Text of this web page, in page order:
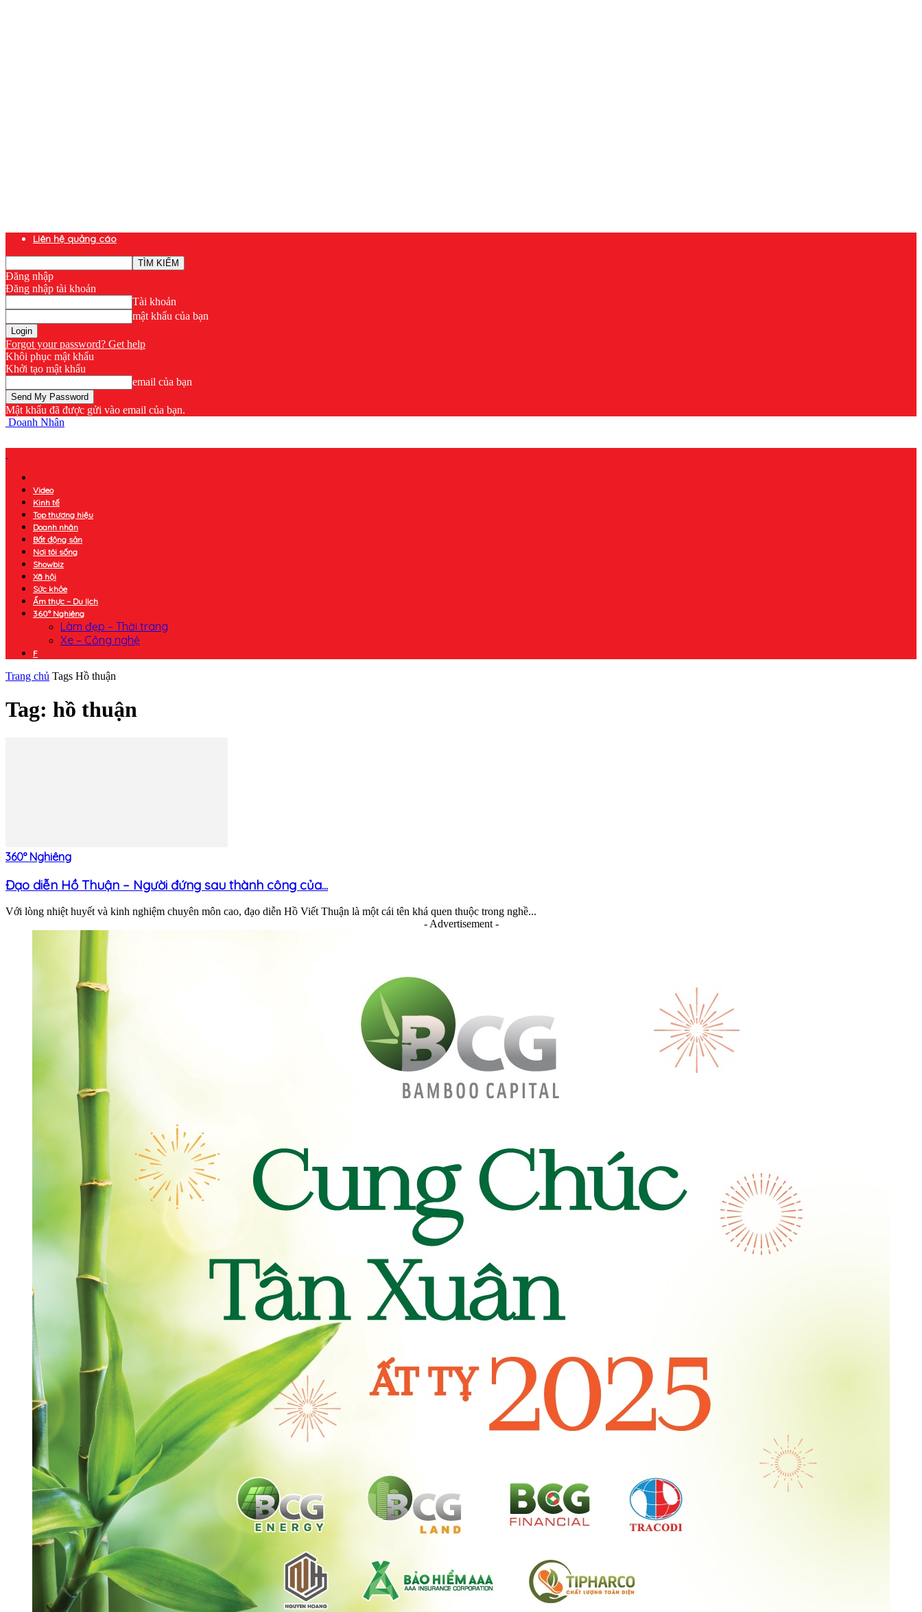
Liên hệ quảng cáo
Đăng nhập
Đăng nhập tài khoản
Tài khoản
mật khẩu của bạn
Forgot your password? Get help
Khôi phục mật khẩu
Khởi tạo mật khẩu
email của bạn
Mật khẩu đã được gửi vào email của bạn.
Doanh Nhân
Video
Kinh tế
Top thương hiệu
Doanh nhân
Bất động sản
Nơi tôi sống
Showbiz
Xã hội
Sức khỏe
Ẩm thực – Du lịch
360° Nghiêng
Làm đẹp – Thời trang
Xe – Công nghệ
F
Trang chủ Tags Hồ thuận
Tag: hồ thuận
360° Nghiêng
Đạo diễn Hồ Thuận – Người đứng sau thành công của...
Với lòng nhiệt huyết và kinh nghiệm chuyên môn cao, đạo diễn Hồ Viết Thuận là một cái tên khá quen thuộc trong nghề...
- Advertisement -